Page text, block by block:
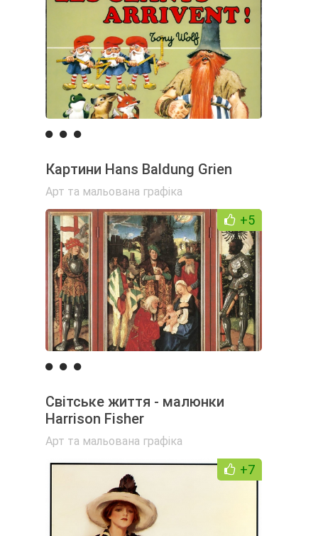
Картини Hans Baldung Grien
Арт та мальована графіка
+5
Світське життя - малюнки
Harrison Fisher
Арт та мальована графіка
+7